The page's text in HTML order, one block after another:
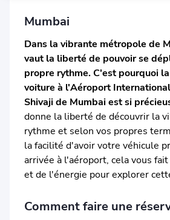
Mumbai
Dans la vibrante métropole de
vaut la liberté de pouvoir se
propre rythme. C'est pourquoi
voiture à l'Aéroport
Shivaji de Mumbai est si
donne la liberté de découvrir la
rythme et selon vos propres
la facilité d'avoir votre véhicule
arrivée à l'aéroport, cela vous
et de l'énergie pour explorer
Comment faire une